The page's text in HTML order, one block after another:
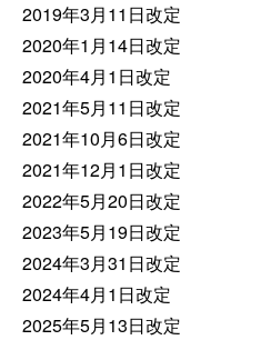
2019年3月11日改定
2020年1月14日改定
2020年4月1日改定
2021年5月11日改定
2021年10月6日改定
2021年12月1日改定
2022年5月20日改定
2023年5月19日改定
2024年3月31日改定
2024年4月1日改定
2025年5月13日改定